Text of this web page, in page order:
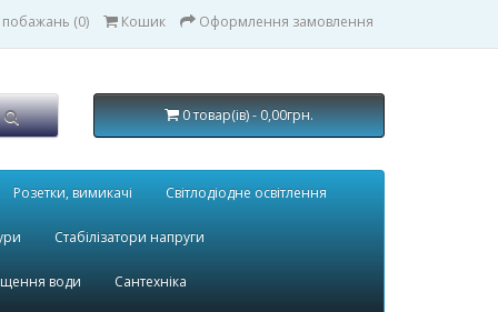
(0) Кошик Оформлення замовлення
0 товар(ів) - 0,00грн.
Розетки, вимикачі Світлодіодне освітлення
Стабілізатори напруги
води Сантехніка